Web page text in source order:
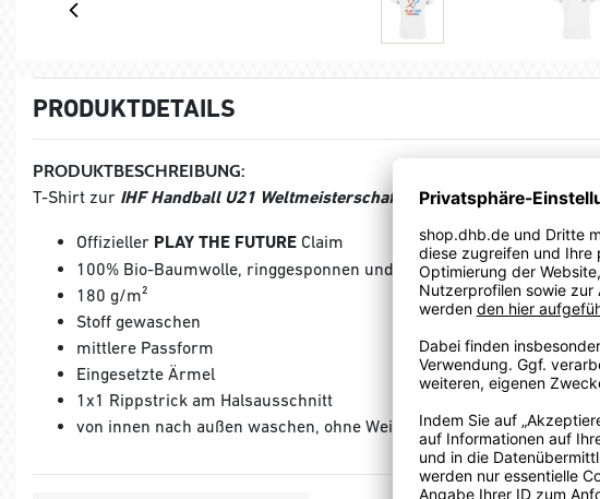
PRODUKTDETAILS
PRODUKTBESCHREIBUNG:
T-Shirt zur IHF Handball U21 Weltmeisterschaft 2023in Deutschland und
Offizieller PLAY THE FUTURE Claim
100% Bio-Baumwolle, ringgesponnen und gekämmt
180 g/m²
Stoff gewaschen
mittlere Passform
Eingesetzte Ärmel
1x1 Rippstrick am Halsausschnitt
von innen nach außen waschen, ohne Weichspüler, ohne